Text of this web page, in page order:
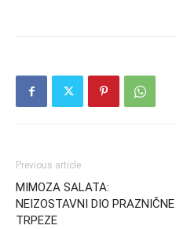
Previous article
MIMOZA SALATA:
NEIZOSTAVNI DIO PRAZNIČNE
TRPEZE